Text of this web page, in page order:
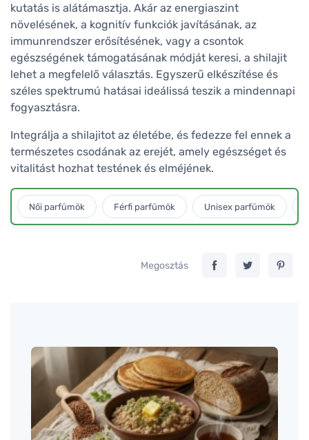
kutatás is alátámasztja. Akár az energiaszint
növelésének, a kognitív funkciók javításának, az
immunrendszer erősítésének, vagy a csontok
egészségének támogatásának módját keresi, a shilajit
lehet a megfelelő választás. Egyszerű elkészítése és
széles spektrumú hatásai ideálissá teszik a mindennapi
fogyasztásra.
Integrálja a shilajitot az életébe, és fedezze fel ennek a
természetes csodának az erejét, amely egészséget és
vitalitást hozhat testének és elméjének.
Női parfümök Férfi parfümök Unisex parfümök
Megosztás